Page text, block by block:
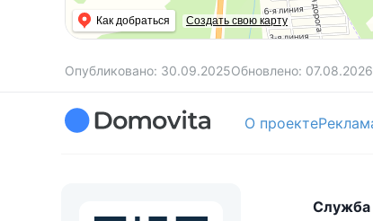
Как добраться Создать свою карту
Опубликовано: 30.09.2025Обновлено: 07.08.2026
О проекте
Служба